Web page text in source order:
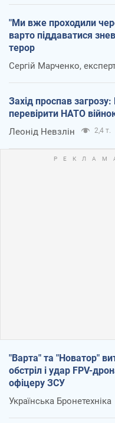
"Ми вже проходили
варто піддаватися
терор
Сергій Марченко,
Захід проспав
перевірити НАТО
Леонід Невзлін 2,4 т.
"Варта" та "Новатор"
обстріл і удар FPV-
офіцеру ЗСУ
Українська Бронетехніка